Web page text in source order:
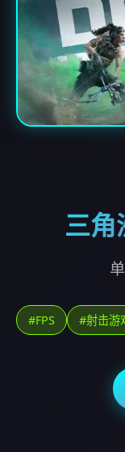
三角
#FPS #射击游